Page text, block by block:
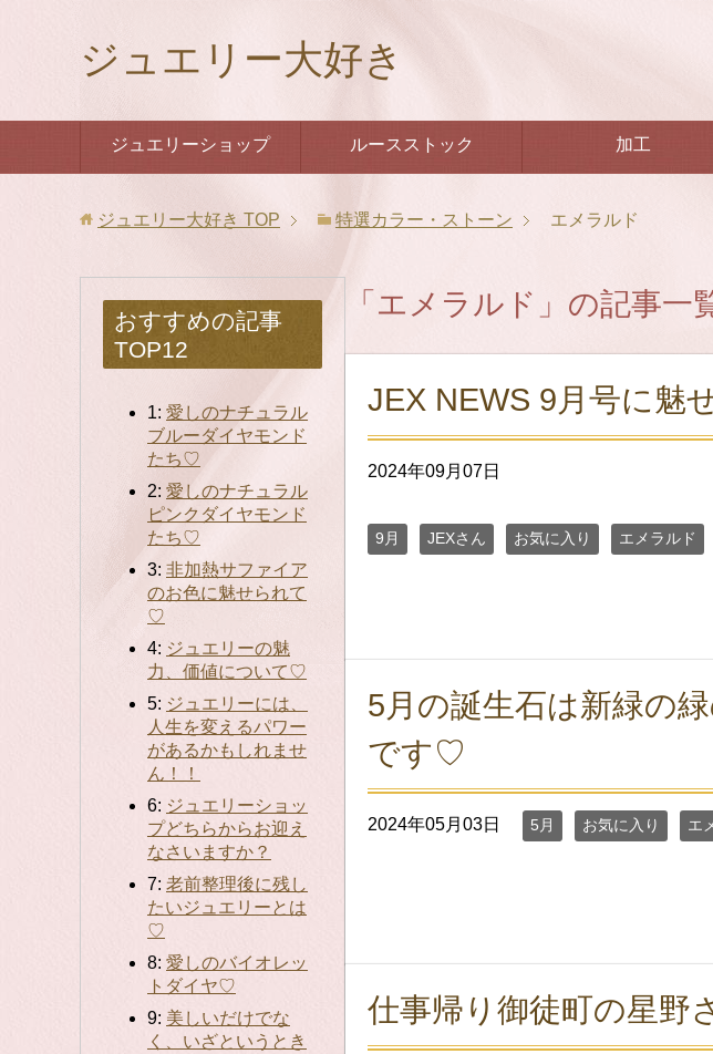
ジュエリー大好き
ジュエリーショップ ルースストック 加工
ジュエリー大好き TOP 特選カラー・ストーン エメラルド
おすすめの記事
TOP12
1: 愛しのナチュラル
ブルーダイヤモンド
たち♡
2: 愛しのナチュラル
ピンクダイヤモンド
たち♡
3: 非加熱サファイア
のお色に魅せられて
♡
4: ジュエリーの魅
力、価値について♡
5: ジュエリーには、
人生を変えるパワー
があるかもしれませ
ん！！
6: ジュエリーショッ
プどちらからお迎え
なさいますか？
7: 老前整理後に残し
たいジュエリーとは
♡
8: 愛しのバイオレッ
トダイヤ♡
9: 美しいだけでな
く、いざというとき
「エメラルド」の記事一
JEX NEWS 9月号に魅
2024年09月07日
9月 JEXさん お気に入り エメラルド
5月の誕生石は新緑の
です♡
2024年05月03日 5月 お気に入り エ
仕事帰り御徒町の星